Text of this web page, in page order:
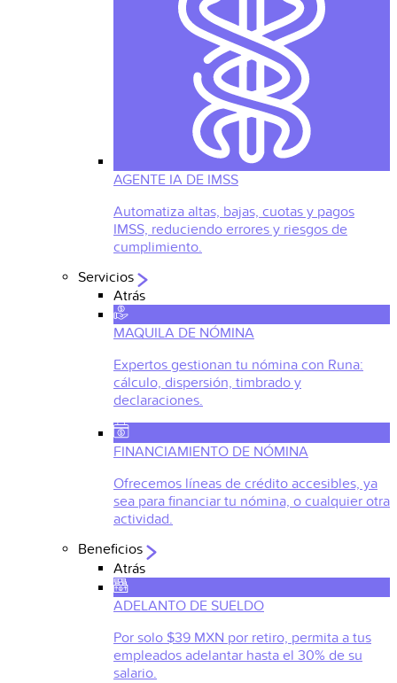
AGENTE IA DE IMSS
Automatiza altas, bajas, cuotas y pagos
IMSS, reduciendo errores y riesgos de
cumplimiento.
Servicios
Atrás
MAQUILA DE NÓMINA
Expertos gestionan tu nómina con Runa:
cálculo, dispersión, timbrado y
declaraciones.
FINANCIAMIENTO DE NÓMINA
Ofrecemos líneas de crédito accesibles, ya
sea para financiar tu nómina, o cualquier otra
actividad.
Beneficios
Atrás
ADELANTO DE SUELDO
Por solo $39 MXN por retiro, permita a tus
empleados adelantar hasta el 30% de su
salario.